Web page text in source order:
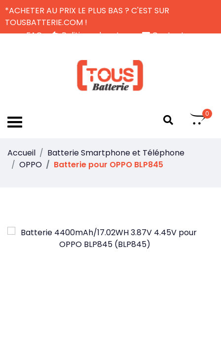
*ACHETER AU PRIX LE PLUS BAS ? C'EST SUR
TOUSBATTERIE.COM !
FAQ
Politique de retour
Contactez-nous
0
Accueil
Batterie Smartphone et Téléphone
OPPO
Batterie pour OPPO BLP845